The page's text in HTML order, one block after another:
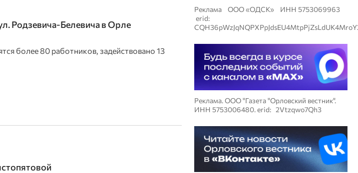
Родзевича-Белевича в Орле
более 80 работников, задействовано 13
Реклама ООО «ОДСК» ИНН 5753069963
erid:
Реклама. ООО "Газета "Орловский вестник".
ИНН 5753006480. erid: 2Vtzqwo7Qh3